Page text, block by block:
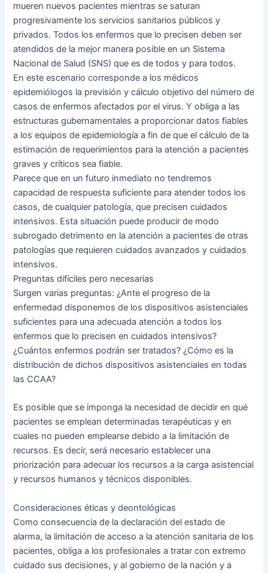
mueren nuevos pacientes mientras se saturan
progresivamente los servicios sanitarios públicos y
privados. Todos los enfermos que lo precisen deben ser
atendidos de la mejor manera posible en un Sistema
Nacional de Salud (SNS) que es de todos y para todos.
En este escenario corresponde a los médicos
epidemiólogos la previsión y cálculo objetivo del número de
casos de enfermos afectados por el virus. Y obliga a las
estructuras gubernamentales a proporcionar datos fiables
a los equipos de epidemiología a fin de que el cálculo de la
estimación de requerimientos para la atención a pacientes
graves y críticos sea fiable.
Parece que en un futuro inmediato no tendremos
capacidad de respuesta suficiente para atender todos los
casos, de cualquier patología, que precisen cuidados
intensivos. Esta situación puede producir de modo
subrogado detrimento en la atención a pacientes de otras
patologías que requieren cuidados avanzados y cuidados
intensivos.
Preguntas difíciles pero necesarias
Surgen varias preguntas: ¿Ante el progreso de la
enfermedad disponemos de los dispositivos asistenciales
suficientes para una adecuada atención a todos los
enfermos que lo precisen en cuidados intensivos?
¿Cuántos enfermos podrán ser tratados? ¿Cómo es la
distribución de dichos dispositivos asistenciales en todas
las CCAA?
Es posible que se imponga la necesidad de decidir en qué
pacientes se emplean determinadas terapéuticas y en
cuales no pueden emplearse debido a la limitación de
recursos. Es decir, será necesario establecer una
priorización para adecuar los recursos a la carga asistencial
y recursos humanos y técnicos disponibles.
Consideraciones éticas y deontológicas
Como consecuencia de la declaración del estado de
alarma, la limitación de acceso a la atención sanitaria de los
pacientes, obliga a los profesionales a tratar con extremo
cuidado sus decisiones, y al gobierno de la nación y a